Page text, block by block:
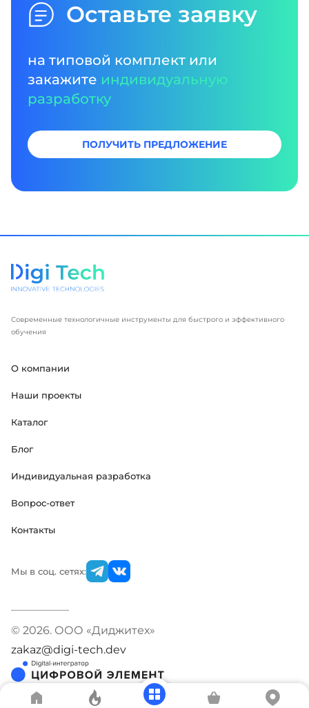
Оставьте заявку
на типовой комплект или
закажите индивидуальную
разработку
ПОЛУЧИТЬ ПРЕДЛОЖЕНИЕ
Современные технологичные инструменты для быстрого и эффективного
обучения
О компании
Наши проекты
Каталог
Блог
Индивидуальная разработка
Вопрос-ответ
Контакты
Мы в соц. сетях:
© 2026. ООО «Диджитех»
zakaz@digi-tech.dev